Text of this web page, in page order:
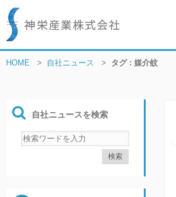
HOME > 自社ニュース > タグ : 媒介蚊
自社ニュースを検索